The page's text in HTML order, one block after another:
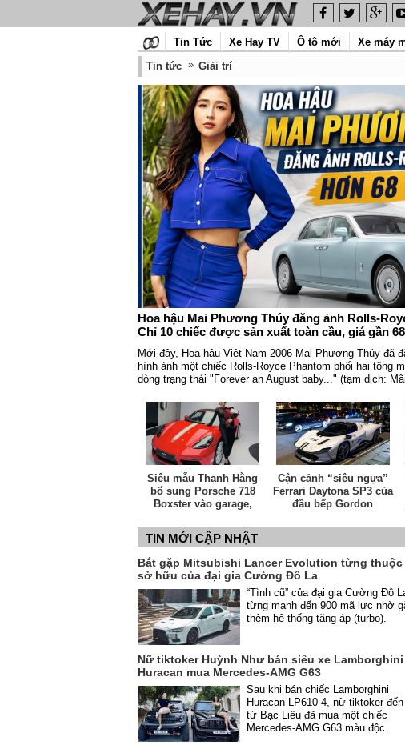
Tin Tức Xe Hay TV Ô tô mới Xe máy
Tin tức
Giải trí
Hoa hậu Mai Phương Thúy đăng ảnh Rolls-
Chỉ 10 chiếc được sản xuất toàn cầu, giá gần
Mới đây, Hoa hậu Việt Nam 2006 Mai Phương Thúy đã
hình ảnh một chiếc Rolls-Royce Phantom phối hai tông
dòng trạng thái "Forever an August baby..." (tạm dịch:
Siêu mẫu Thanh Hằng
bổ sung Porsche 718
Boxster vào garage,
siêu xe mui trần giá hơn
5 tỷ đồng
Cận cảnh “siêu ngựa”
Ferrari Daytona SP3 của
đầu bếp Gordon
Ramsay
TIN MỚI CẬP NHẬT
Bắt gặp Mitsubishi Lancer Evolution từng thuộc
sở hữu của đại gia Cường Đô La
“Tình cũ” của đại gia Cường Đô
từng mạnh đến 900 mã lực nhờ
thêm hệ thống tăng áp (turbo).
Nữ tiktoker Huỳnh Như bán siêu xe Lamborghini
Huracan mua Mercedes-AMG G63
Sau khi bán chiếc Lamborghini
Huracan LP610-4, nữ tiktoker đến
từ Bạc Liêu đã mua một chiếc
Mercedes-AMG G63 màu độc.